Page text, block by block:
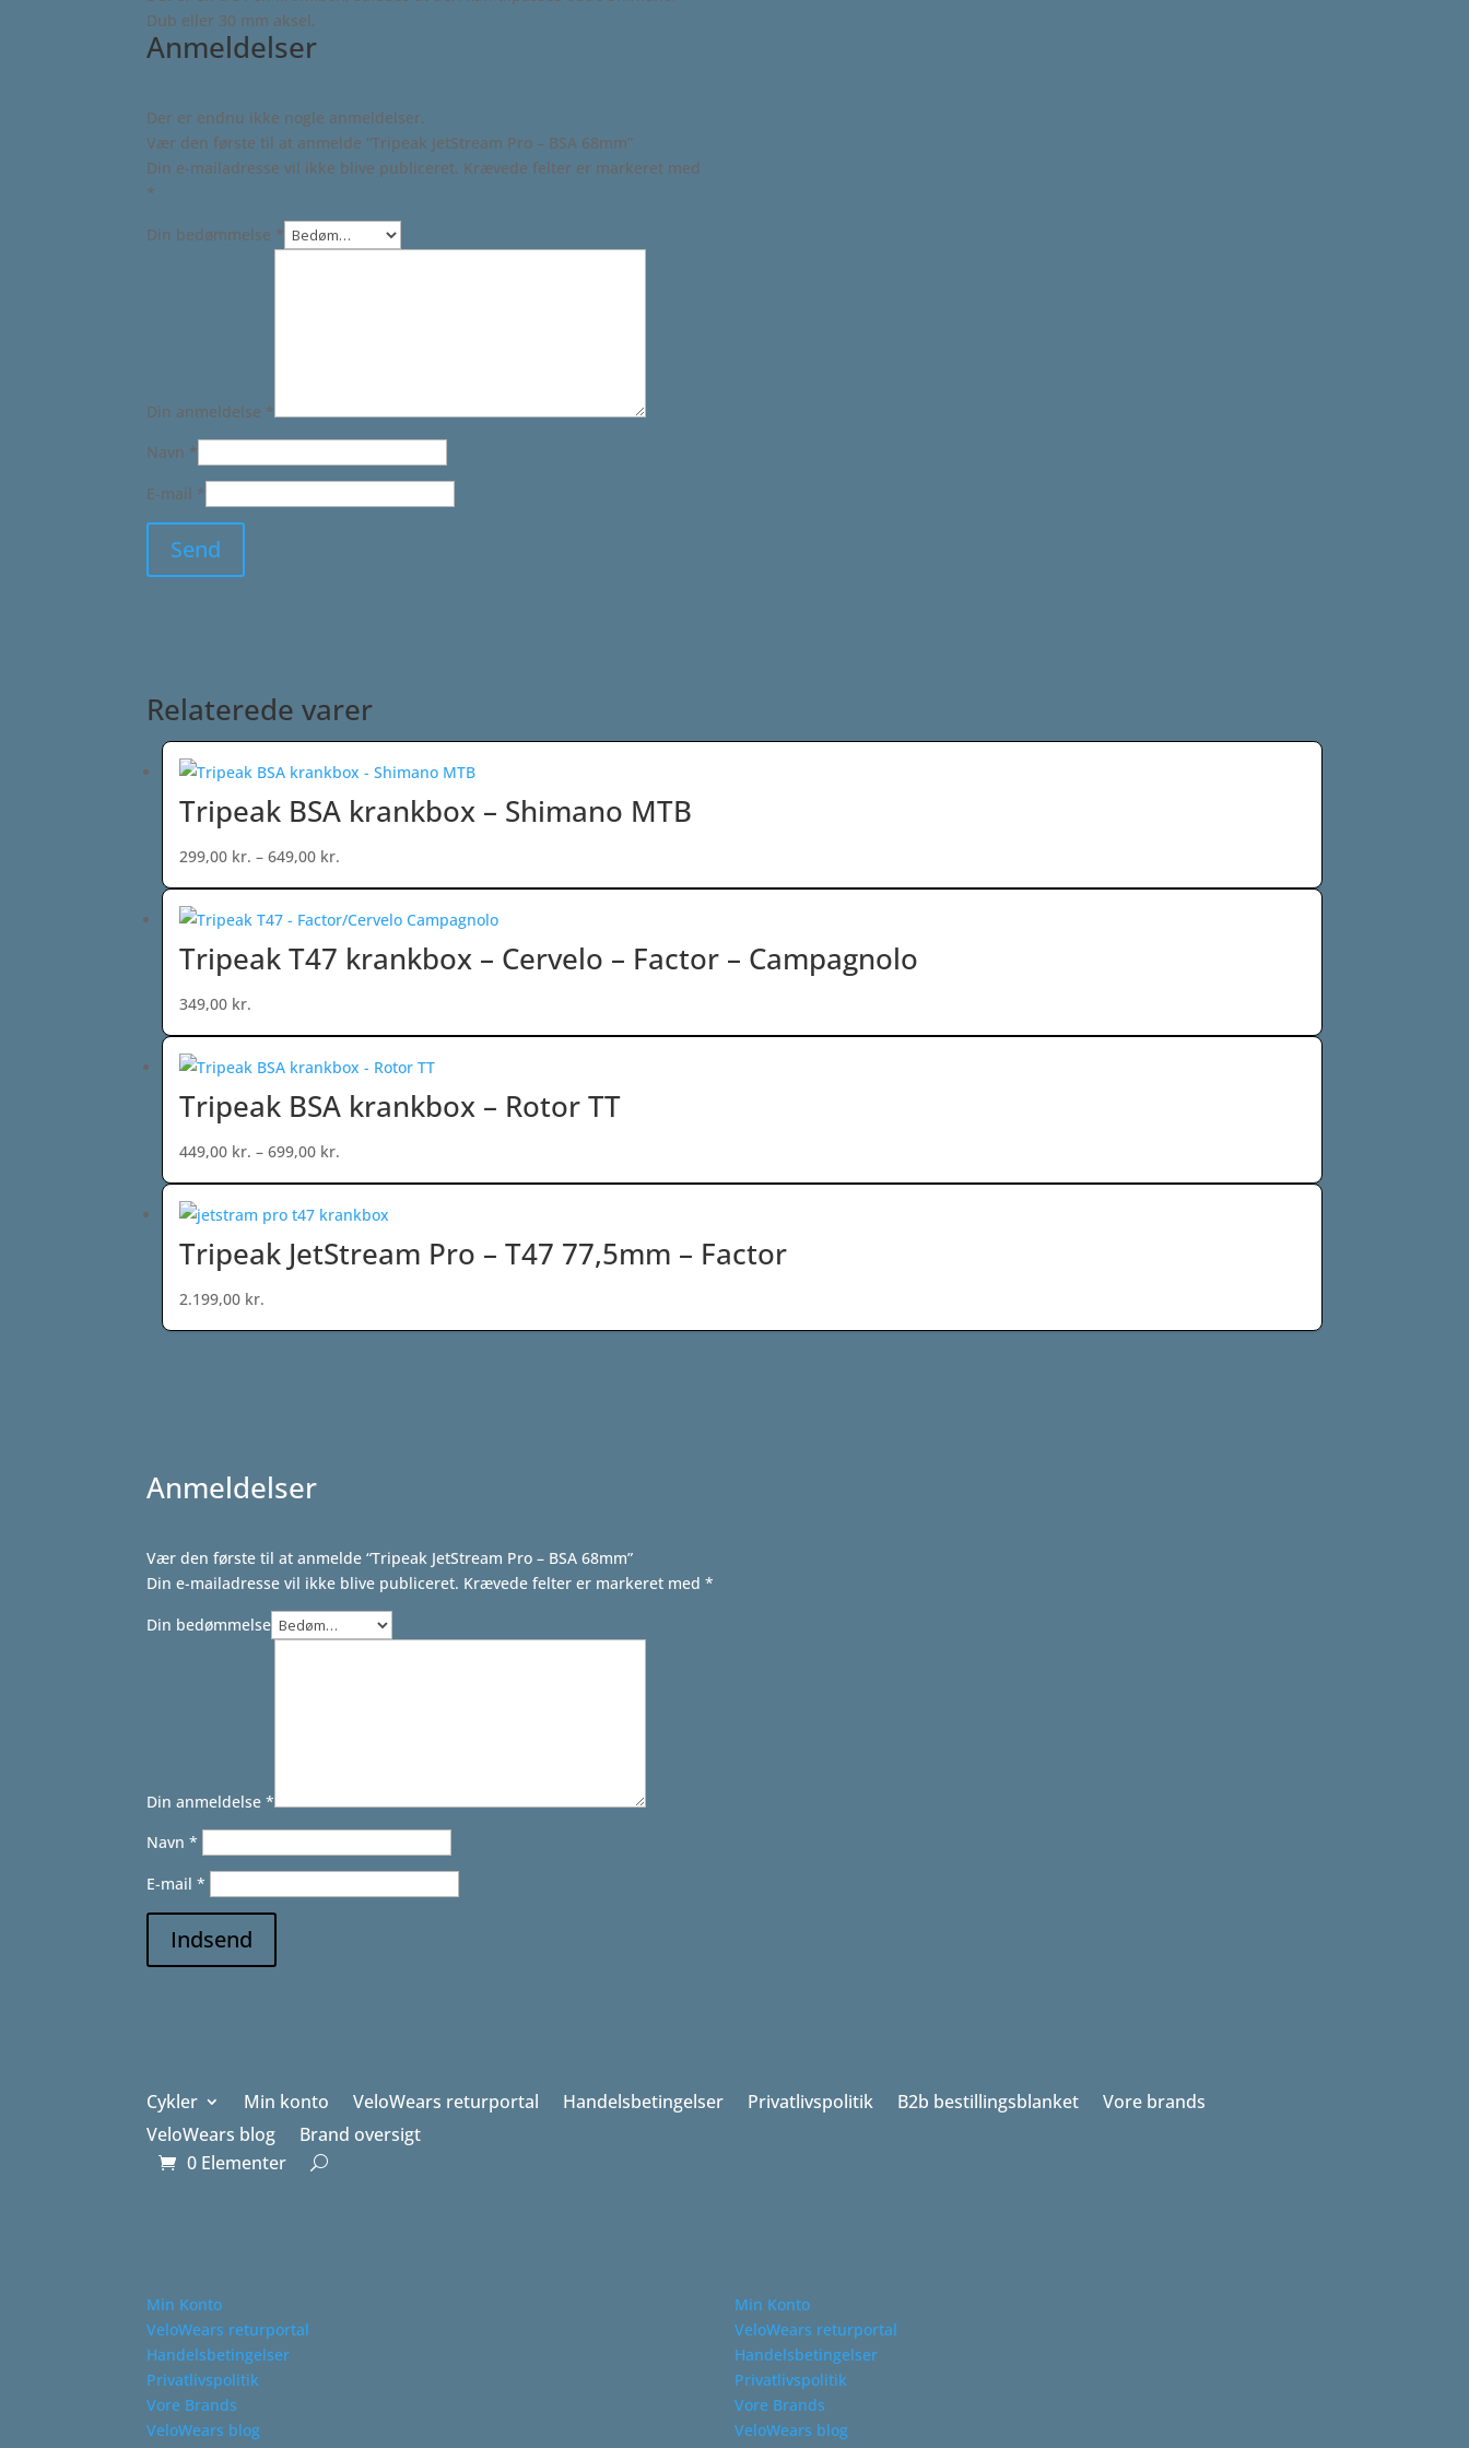
Dub eller 30 mm aksel.
Anmeldelser
Der er endnu ikke nogle anmeldelser.
Vær den første til at anmelde “Tripeak JetStream Pro – BSA 68mm”
Din e-mailadresse vil ikke blive publiceret. Krævede felter er markeret med
*
Din bedømmelse *
Din anmeldelse *
Navn *
E-mail *
Relaterede varer
Tripeak BSA krankbox – Shimano MTB
299,00 kr. – 649,00 kr.
299,00 kr.
til
Tripeak T47 krankbox – Cervelo – Factor – Campagnolo
349,00 kr.
Tripeak BSA krankbox – Rotor TT
449,00 kr. – 699,00 kr.
449,00 kr.
Tripeak JetStream Pro – T47 77,5mm – Factor
2.199,00 kr.
Anmeldelser
Vær den første til at anmelde “Tripeak JetStream Pro – BSA 68mm”
Din e-mailadresse vil ikke blive publiceret. Krævede felter er markeret med*
Din bedømmelse
Din anmeldelse*
Navn*
E-mail*
Indsend
Cykler Min konto VeloWears returportal Handelsbetingelser Privatlivspolitik B2b bestillingsblanket
Vore brands
VeloWears blog
Brand oversigt
0 Elementer
Min Konto
VeloWears returportal
Handelsbetingelser
Privatlivspolitik
Vore Brands
VeloWears blog
Min Konto
VeloWears returportal
Handelsbetingelser
Privatlivspolitik
Vore Brands
VeloWears blog